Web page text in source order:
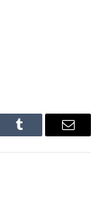
Tumblr Email